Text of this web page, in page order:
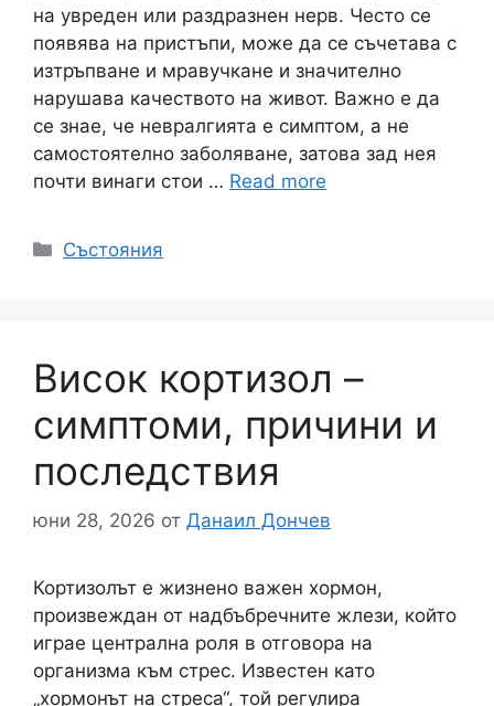
на увреден или раздразнен нерв. Често се
появява на пристъпи, може да се съчетава с
изтръпване и мравучкане и значително
нарушава качеството на живот. Важно е да
се знае, че невралгията е симптом, а не
самостоятелно заболяване, затова зад нея
почти винаги стои … Read more
Категории
Състояния
Висок кортизол –
симптоми, причини и
последствия
юни 28, 2026 от Данаил Дончев
Кортизолът е жизнено важен хормон,
произвеждан от надбъбречните жлези, който
играе централна роля в отговора на
организма към стрес. Известен като
„хормонът на стреса“, той регулира